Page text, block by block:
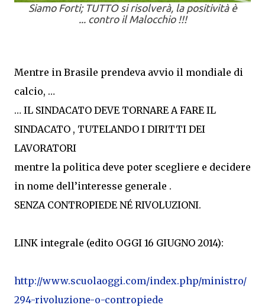
Siamo Forti; TUTTO si risolverà, la positività è
... contro il Malocchio !!!
Mentre in Brasile prendeva avvio il mondiale di
calcio, …
… IL SINDACATO DEVE TORNARE A FARE IL
SINDACATO , TUTELANDO I DIRITTI DEI
LAVORATORI
mentre la politica deve poter scegliere e decidere
in nome dell’interesse generale .
SENZA CONTROPIEDE NÉ RIVOLUZIONI.
LINK integrale (edito OGGI 16 GIUGNO 2014):
http://www.scuolaoggi.com/index.php/ministro/
294-rivoluzione-o-contropiede